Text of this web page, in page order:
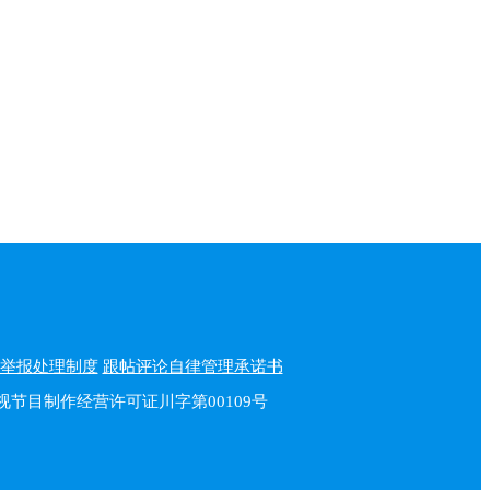
报处理制度 跟帖评论自律管理承诺书
节目制作经营许可证川字第00109号